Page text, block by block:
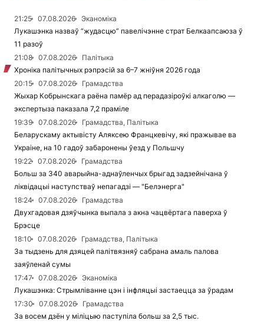
21:25 07.08.2026
Эканоміка
Лукашэнка назваў “жудасцю” павелічэнне страт Белкаапсаюза ў
11 разоў
21:08
07.08.2026
Палітыка
Хроніка палітычных рэпрэсій за 6–7 жніўня 2026 года
20:15
07.08.2026
Грамадства
Жыхар Кобрынскага раёна памёр ад перадазіроўкі алкаголю —
экспертыза паказала 7,2 праміле
19:39
07.08.2026
Грамадства, Палітыка
Беларускаму актывісту Аляксею Францкевічу, які пражывае ва
Украіне, на 10 гадоў забаронены ўезд у Польшчу
19:22
07.08.2026
Грамадства
Больш за 340 аварыйна-аднаўленчых брыгад задзейнічана ў
ліквідацыі наступстваў непагадзі — "Белэнерга"
18:24
07.08.2026
Грамадства
Двухгадовая дзяўчынка выпала з акна чацвёртага паверха ў
Брэсце
18:10
07.08.2026
Грамадства, Палітыка
За тыдзень для дзяцей палітвязняў сабрана амаль палова
заяўленай сумы
17:47
07.08.2026
Эканоміка
Лукашэнка: Стрымліванне цэн і інфляцыі застаецца за ўрадам
17:30
07.08.2026
Грамадства
За восем дзён у міліцыю паступіла больш за 2,5 тыс.